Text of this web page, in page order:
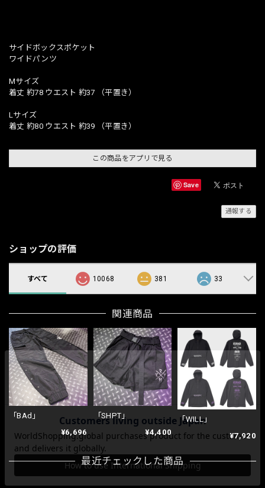
サイドボックスポケット
ワイドパンツ
Mサイズ
着丈 約78 ウエスト 約37 （平置き）
Lサイズ
着丈 約80 ウエスト 約39 （平置き）
この商品をアプリで見る
Save
通報する
ショップの評価
すべて 10068 381 33
関連商品
「BAd」
¥6,696
「SHPT」
¥4,400
「WILL」
¥7,920
最近チェックした商品